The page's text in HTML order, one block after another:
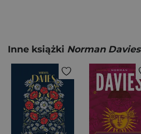
Inne książki Norman Davies